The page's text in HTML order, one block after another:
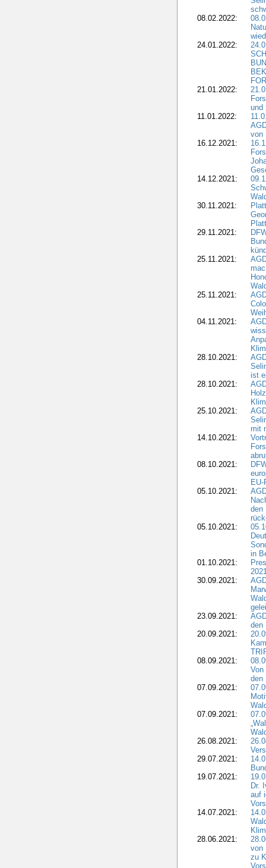
08.02.2022:
24.01.2022:
21.01.2022:
und
11.01.2022:
von
16.12.2021:
14.12.2021:
30.11.2021:
29.11.2021:
25.11.2021:
25.11.2021:
04.11.2021:
28.10.2021:
ist
28.10.2021:
25.10.2021:
mit
14.10.2021:
08.10.2021:
05.10.2021:
den
05.10.2021:
in
01.10.2021:
30.09.2021:
23.09.2021:
den
20.09.2021:
08.09.2021:
den
07.09.2021:
07.09.2021:
26.08.2021:
29.07.2021:
19.07.2021:
Dr.
auf
14.07.2021:
28.06.2021:
von
zu